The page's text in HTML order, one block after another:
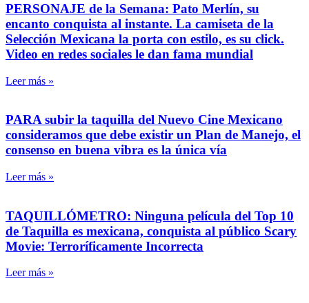
PERSONAJE de la Semana: Pato Merlín, su
encanto conquista al instante. La camiseta de la
Selección Mexicana la porta con estilo, es su click.
Video en redes sociales le dan fama mundial
Leer más »
PARA subir la taquilla del Nuevo Cine Mexicano
consideramos que debe existir un Plan de Manejo, el
consenso en buena vibra es la única vía
Leer más »
TAQUILLÓMETRO: Ninguna película del Top 10
de Taquilla es mexicana, conquista al público Scary
Movie: Terroríficamente Incorrecta
Leer más »